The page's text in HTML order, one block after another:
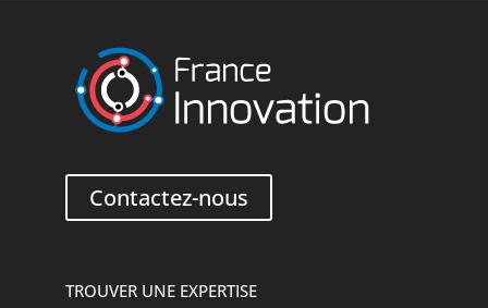
Contactez-nous
TROUVER UNE EXPERTISE